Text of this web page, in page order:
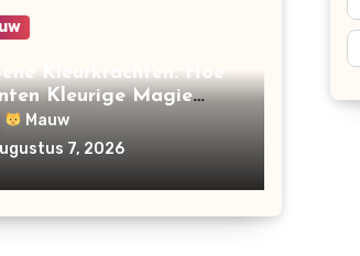
Kleurkrachten: Hoe
Kleurige Magie
Mauw
7, 2026